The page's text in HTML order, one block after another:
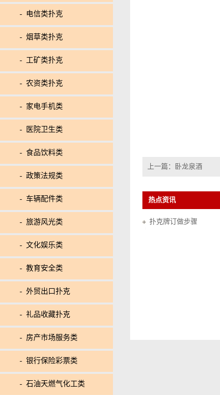
- 电信类扑克
- 烟草类扑克
- 工矿类扑克
- 农资类扑克
- 家电手机类
- 医院卫生类
- 食品饮料类
- 政策法规类
- 车辆配件类
- 旅游风光类
- 文化娱乐类
- 教育安全类
- 外贸出口扑克
- 礼品收藏扑克
- 房产市场服务类
- 银行保险彩票类
- 石油天燃气化工类
上一篇： 卧龙泉酒
热点资讯
扑克牌订做步骤